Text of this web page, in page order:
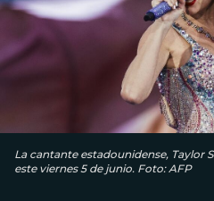
La cantante estadounidense, Taylor
este viernes 5 de junio. Foto: AFP